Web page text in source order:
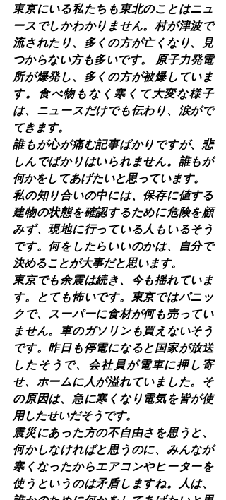
東京にいる私たちも東北のことはニュ
ースでしかわかりません。村が津波で
流されたり、多くの方が亡くなり、見
つからない方も多いです。 原子力発電
所が爆発し、多くの方が被爆していま
す。食べ物もなく寒くて大変な様子
は、ニュースだけでも伝わり、涙がで
てきます。
誰もが心が痛む記事ばかりですが、悲
しんでばかりはいられません。誰もが
何かをしてあげたいと思っています。
私の知り合いの中には、保存に値する
建物の状態を確認するために危険を顧
みず、現地に行っている人もいるそう
です。何をしたらいいのかは、自分で
決めることが大事だと思います。
東京でも余震は続き、今も揺れていま
す。とても怖いです。東京ではパニッ
クで、スーパーに食材が何も売ってい
ません。車のガソリンも買えないそう
です。昨日も停電になると国家が放送
したそうで、会社員が電車に押し寄
せ、ホームに人が溢れていました。そ
の原因は、急に寒くなり電気を皆が使
用したせいだそうです。
震災にあった方の不自由さを思うと、
何かしなければと思うのに、みんなが
寒くなったからエアコンやヒーターを
使うというのは矛盾しますね。人は、